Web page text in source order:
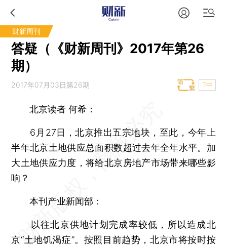
财新周刊
答疑（《财新周刊》2017年第26
期）
2017年07月03日第26期 T中
北京读者 何希：
6月27日，北京推出五宗地块，至此，今年上
半年北京土地供应总面积数超过去年全年水平。加
大土地供应力度，将给北京房地产市场带来哪些影
响？
本刊产业新闻部：
以往北京供地计划完成率较低，所以造成北
京“土地饥渴症”。按照目前趋势，北京市将按时按